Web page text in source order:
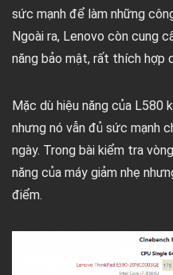
sức mạnh để làm những
Ngoài ra, Lenovo còn cung
năng bảo mật, rất thích hợp
Mặc dù hiệu năng của
nhưng nó vẫn đủ sức mạnh
ngày. Trong bài kiểm tra
năng của máy giảm nhẹ
điểm.